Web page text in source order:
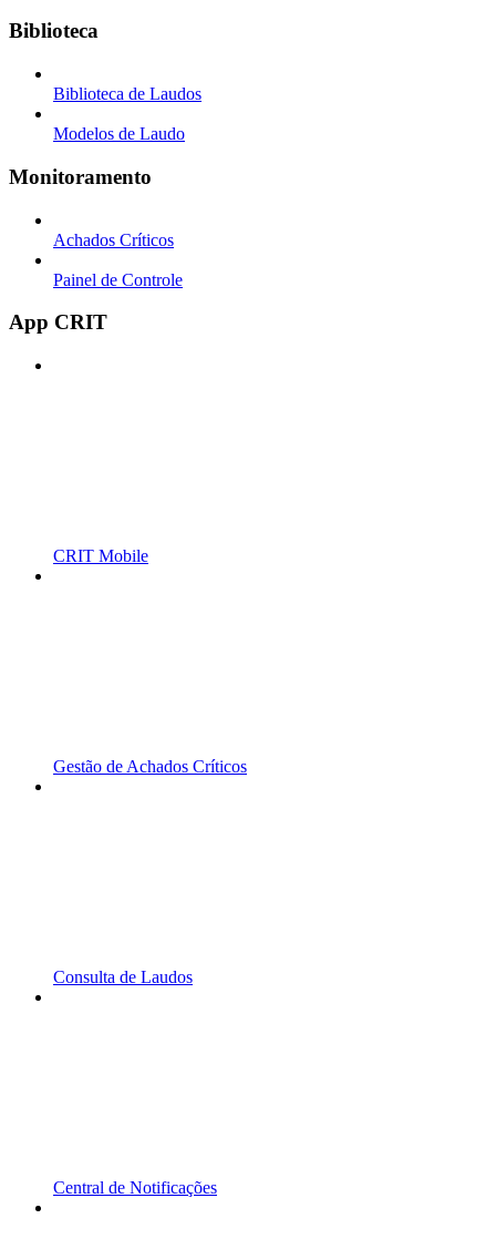
Biblioteca
Biblioteca de Laudos
Modelos de Laudo
Monitoramento
Achados Críticos
Painel de Controle
App CRIT
CRIT Mobile
Gestão de Achados Críticos
Consulta de Laudos
Central de Notificações